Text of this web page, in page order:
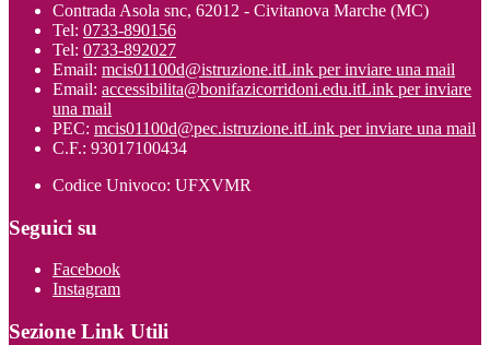
Contrada Asola snc, 62012 - Civitanova Marche (MC)
Tel: 0733-890156
Tel: 0733-892027
Email: mcis01100d@istruzione.itLink per inviare una mail
Email: accessibilita@bonifazicorridoni.edu.itLink per inviare
una mail
PEC: mcis01100d@pec.istruzione.itLink per inviare una mail
C.F.: 93017100434
Codice Univoco: UFXVMR
Seguici su
Facebook
Instagram
Sezione Link Utili